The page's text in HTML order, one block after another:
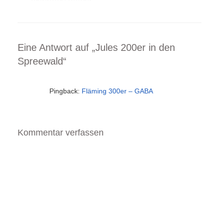
Eine Antwort auf „Jules 200er in den
Spreewald“
Pingback: Fläming 300er – GABA
Kommentar verfassen